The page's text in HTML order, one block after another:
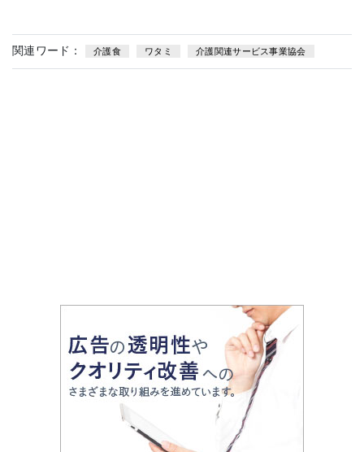
関連ワード： 介護食 ワタミ 介護関連サービス事業協会